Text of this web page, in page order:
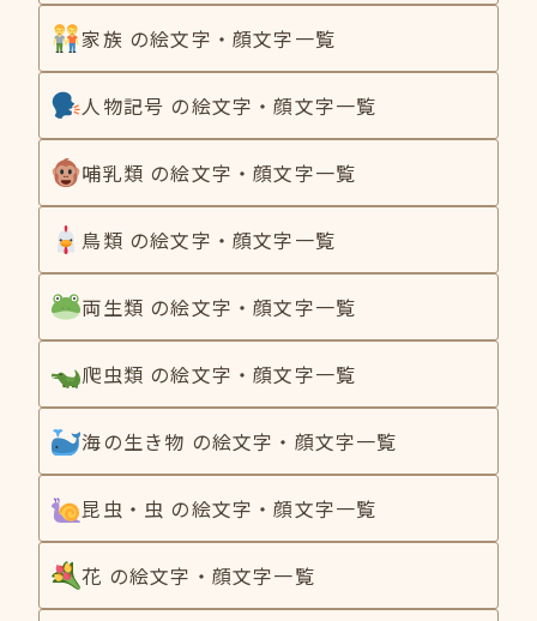
家族 の絵文字・顔文字一覧
人物記号 の絵文字・顔文字一覧
哺乳類 の絵文字・顔文字一覧
鳥類 の絵文字・顔文字一覧
両生類 の絵文字・顔文字一覧
爬虫類 の絵文字・顔文字一覧
海の生き物 の絵文字・顔文字一覧
昆虫・虫 の絵文字・顔文字一覧
花 の絵文字・顔文字一覧